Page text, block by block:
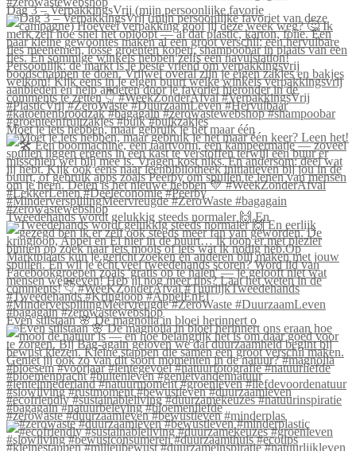
Dag 3 – VerpakkingsVrij (mijn persoonlijke favorie
Moet je iets hebben, maar gebruik je het maar één
Tweedehands wordt gelukkig steeds normaler 🙌 En
Even stilstaan 🌸 De magnolia in bloei herinnert o
#zerowaste #duurzaamleven #bewustleven #minderplas